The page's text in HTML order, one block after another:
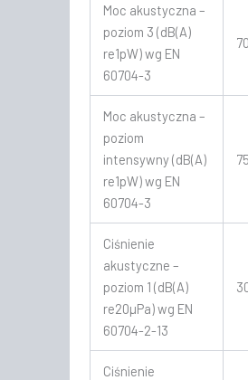
Moc akustyczna –
poziom 3 (dB(A)
re1pW) wg EN
60704-3
Moc akustyczna –
poziom
intensywny (dB(A)
re1pW) wg EN
60704-3
Ciśnienie
akustyczne –
poziom 1 (dB(A)
re20µPa) wg EN
60704-2-13
Ciśnienie